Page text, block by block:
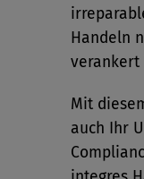
Handeln
verankert
Mit
auch Ihr